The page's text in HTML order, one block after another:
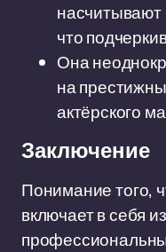
что
Она
на
актёрского
Заключение
Понимание того,
включает в себя